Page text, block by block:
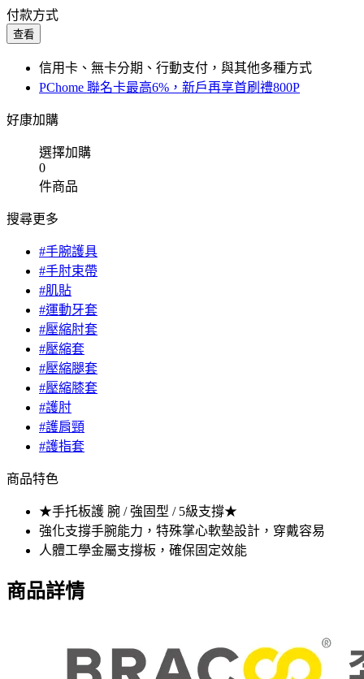
付款方式
查看
信用卡、無卡分期、行動支付，與其他多種方式
PChome 聯名卡最高6%，新戶再享首刷禮800P
好康加購
選擇加購
0
件商品
搜尋更多
#手腕護具
#手肘束帶
#肌貼
#運動牙套
#壓縮肘套
#壓縮套
#壓縮腿套
#壓縮膝套
#護肘
#護肩頸
#護指套
商品特色
★手托板護 腕 / 強固型 / 5級支撐★
強化支撐手腕能力，特殊掌心軟墊設計，穿戴容易
人體工學金屬支撐板，確保固定效能
商品詳情